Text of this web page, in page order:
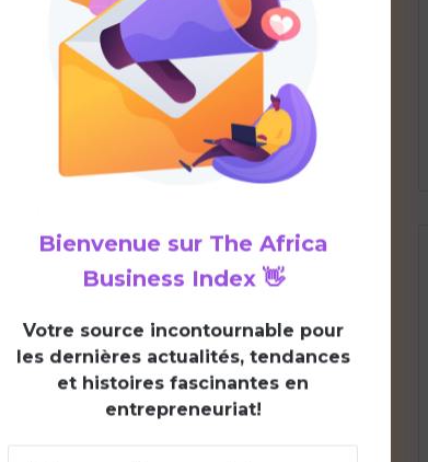
Bienvenue surThe Africa
Business Index👋
Votre source incontournable pour
les dernières actualités, tendances
et histoires fascinantes en
entrepreneuriat!